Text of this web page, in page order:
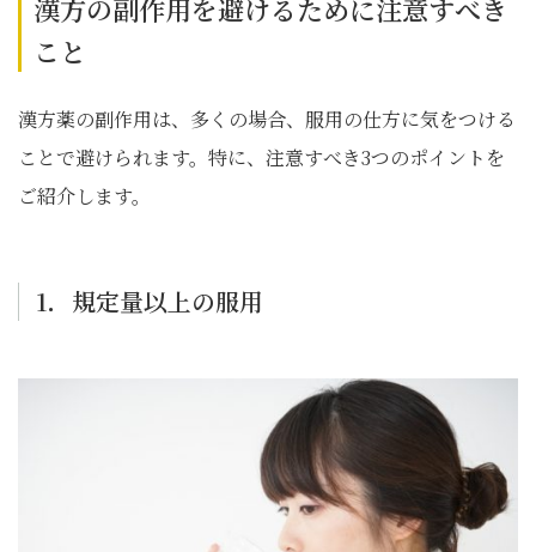
漢方の副作用を避けるために注意すべき
こと
漢方薬の副作用は、多くの場合、服用の仕方に気をつける
ことで避けられます。特に、注意すべき3つのポイントを
ご紹介します。
1．規定量以上の服用